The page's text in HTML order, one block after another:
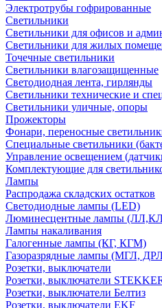
Электротрубы гофрированные
Светильники
Светильники для офисов и
Светильники для жилых
Точечные светильники
Светильники влагозащищенные
Светодиодная лента, гирлянды
Светильники технические и
Светильники уличные, опоры
Прожекторы
Фонари, переносные
Специальные светильники
Управление освещением
Комплектующие для
Лампы
Распродажа складских остатков
Светодиодные лампы (LED)
Люминесцентные лампы
Лампы накаливания
Галогенные лампы (КГ, КГМ)
Газоразрядные лампы (МГЛ,
Розетки, выключатели
Розетки, выключатели
Розетки, выключатели Белтиз
Розетки, выключатели EKF